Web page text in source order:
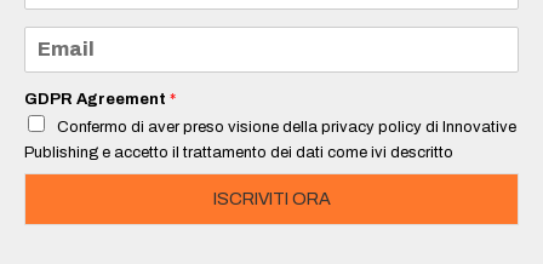
m
e
a
i
*
GDPR Agreement *
Confermo di aver preso visione della privacy policy di Innovative
Publishing e accetto il trattamento dei dati come ivi descritto
ISCRIVITI ORA